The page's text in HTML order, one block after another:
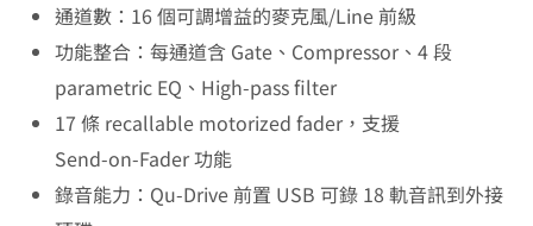
通道數：16 個可調增益的麥克風/Line 前級
功能整合：每通道含 Gate、Compressor、4 段
parametric EQ、High‑pass filter
17 條 recallable motorized fader，支援
Send‑on‑Fader 功能
錄音能力：Qu‑Drive 前置 USB 可錄 18 軌音訊到外接